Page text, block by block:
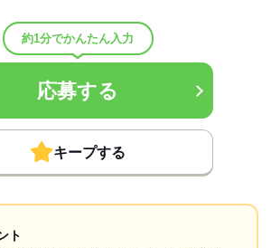
約1分でかんたん入力
応募する
キープする
ト